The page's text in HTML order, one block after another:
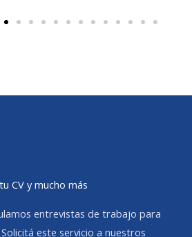
CV y mucho más
entrevistas de trabajo para
este servicio a nuestros